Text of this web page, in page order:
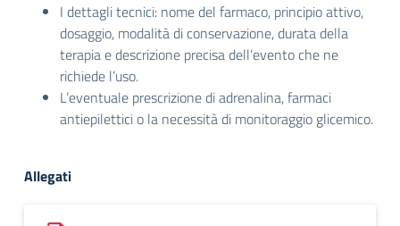
I dettagli tecnici: nome del farmaco, principio attivo,
dosaggio, modalità di conservazione, durata della
terapia e descrizione precisa dell’evento che ne
richiede l’uso.
L’eventuale prescrizione di adrenalina, farmaci
antiepilettici o la necessità di monitoraggio glicemico.
Allegati